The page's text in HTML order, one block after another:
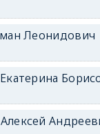
Леонидович